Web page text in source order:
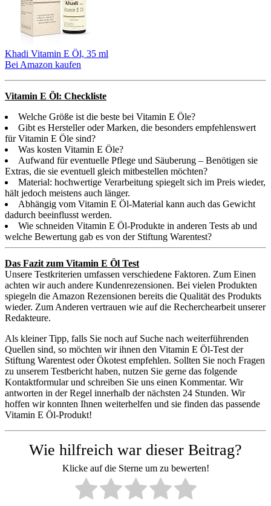
Khadi Vitamin E Öl, 35 ml
Bei Amazon kaufen
Vitamin E Öl: Checkliste
Welche Größe ist die beste bei Vitamin E Öle?
Gibt es Hersteller oder Marken, die besonders empfehlenswert
für Vitamin E Öle sind?
Was kosten Vitamin E Öle?
Aufwand für eventuelle Pflege und Säuberung – Benötigen sie
Extras, die sie eventuell gleich mitbestellen möchten?
Material: hochwertige Verarbeitung spiegelt sich im Preis wieder,
hält jedoch meistens auch länger.
Abhängig vom Vitamin E Öl-Material kann auch das Gewicht
dadurch beeinflusst werden.
Wie schneiden Vitamin E Öl-Produkte in anderen Tests ab und
welche Bewertung gab es von der Stiftung Warentest?
Das Fazit zum Vitamin E Öl Test
Unsere Testkriterien umfassen verschiedene Faktoren. Zum Einen
achten wir auch andere Kundenrezensionen. Bei vielen Produkten
spiegeln die Amazon Rezensionen bereits die Qualität des Produkts
wieder. Zum Anderen vertrauen wie auf die Recherchearbeit unserer
Redakteure.
Als kleiner Tipp, falls Sie noch auf Suche nach weiterführenden
Quellen sind, so möchten wir ihnen den Vitamin E Öl-Test der
Stiftung Warentest oder Ökotest empfehlen. Sollten Sie noch Fragen
zu unserem Testbericht haben, nutzen Sie gerne das folgende
Kontaktformular und schreiben Sie uns einen Kommentar. Wir
antworten in der Regel innerhalb der nächsten 24 Stunden. Wir
hoffen wir konnten Ihnen weiterhelfen und sie finden das passende
Vitamin E Öl-Produkt!
Wie hilfreich war dieser Beitrag?
Klicke auf die Sterne um zu bewerten!